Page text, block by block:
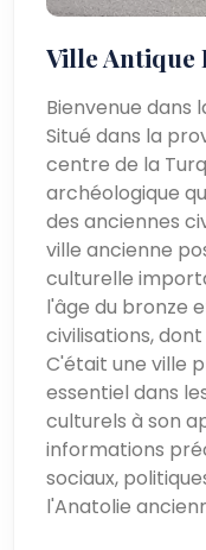
Ville Antique
Bienvenue dans
Situé dans la
centre de la
archéologique
des anciennes
ville ancienne
culturelle
l'âge du bronze
civilisations,
C'était une ville
essentiel dans
culturels à son
informations
sociaux,
l'Anatolie